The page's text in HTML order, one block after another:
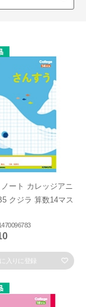
ート カレッジアニ
クジラ 算数14マス
入りに登録